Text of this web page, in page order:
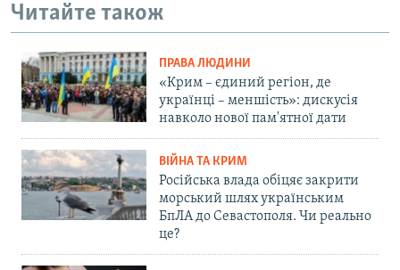
Читайте також
ПРАВА ЛЮДИНИ
«Крим – єдиний регіон, де
українці – меншість»: дискусія
навколо нової пам'ятної дати
ВІЙНА ТА КРИМ
Російська влада обіцяє закрити
морський шлях українським
БпЛА до Севастополя. Чи реально
це?